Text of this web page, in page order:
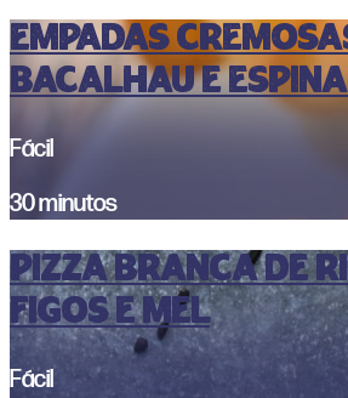
EMPADAS
BACALHAU E
Fácil
30 minutos
PIZZA BRANCA DE
FIGOS E MEL
Fácil